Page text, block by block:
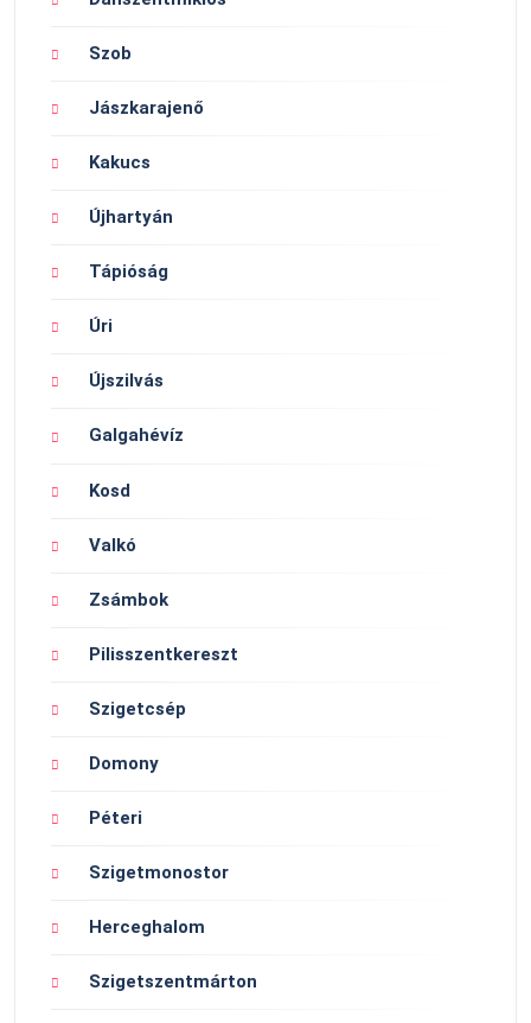
Szob
Jászkarajenő
Kakucs
Újhartyán
Tápióság
Úri
Újszilvás
Galgahévíz
Kosd
Valkó
Zsámbok
Pilisszentkereszt
Szigetcsép
Domony
Péteri
Szigetmonostor
Herceghalom
Szigetszentmárton